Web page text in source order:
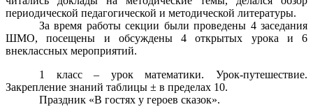
периодической педагогической и методической литературы.
За время работы секции были проведены 4 заседания
ШМО, посещены и обсуждены 4 открытых урока и 6
внеклассных мероприятий.
1 класс – урок математики. Урок-путешествие.
Закрепление знаний таблицы ± в пределах 10.
Праздник «В гостях у героев сказок».